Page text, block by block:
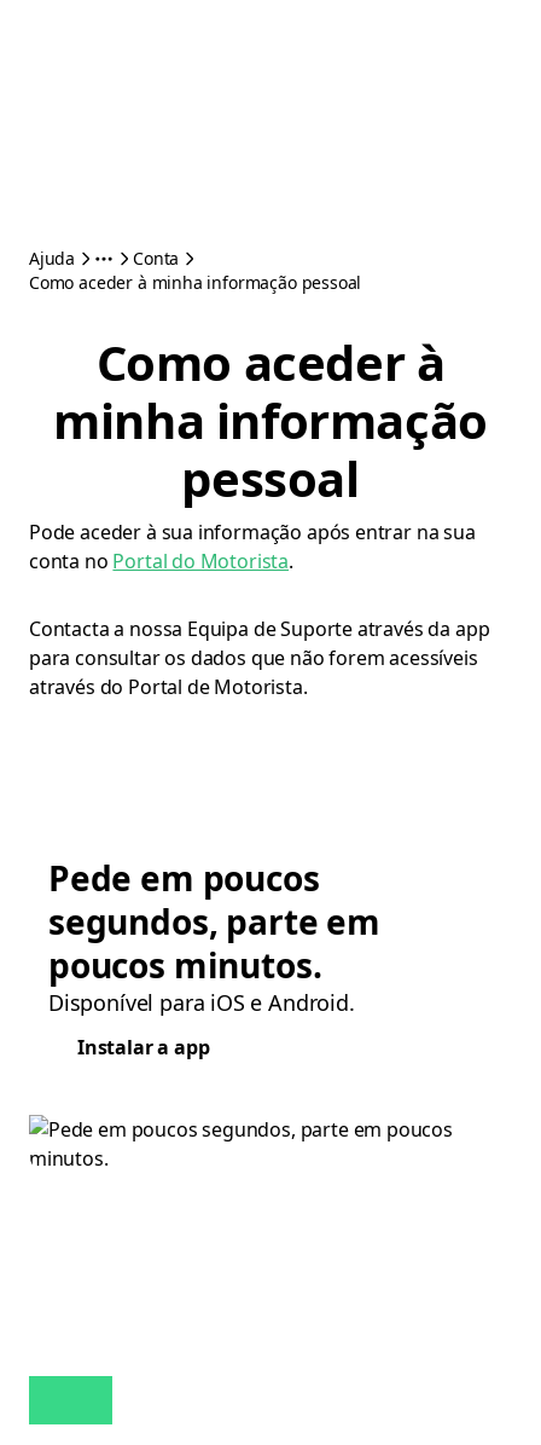
Ajuda
Conta
Como aceder à minha informação pessoal
Como aceder à
minha informação
pessoal
Pode aceder à sua informação após entrar na sua
conta no Portal do Motorista.
Contacta a nossa Equipa de Suporte através da app
para consultar os dados que não forem acessíveis
através do Portal de Motorista.
Pede em poucos
segundos, parte em
poucos minutos.
Disponível para iOS e Android.
Instalar a app